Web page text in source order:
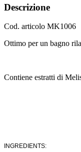
Descrizione
Cod. articolo MK1006
Ottimo per un bagno
Contiene estratti di
INGREDIENTS: